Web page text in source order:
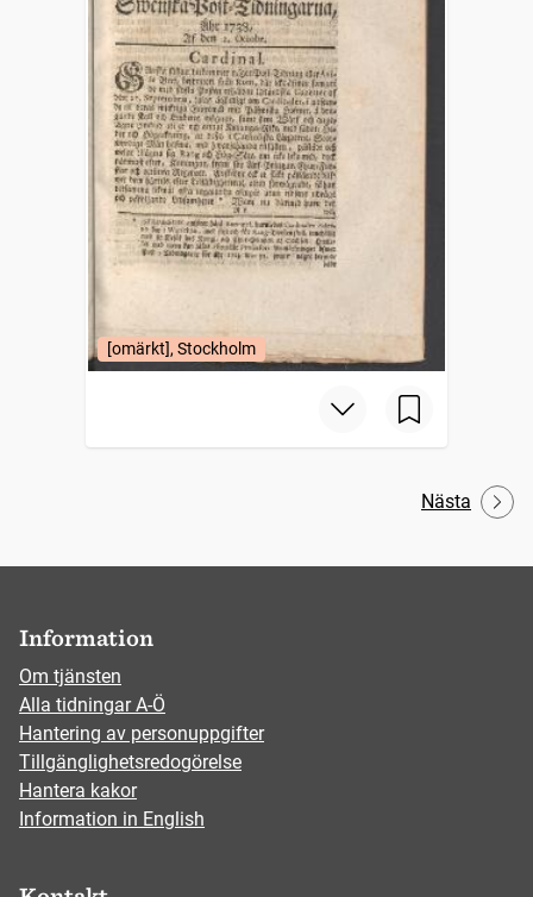
[omärkt], Stockholm
Nästa
Information
Om tjänsten
Alla tidningar A-Ö
Hantering av personuppgifter
Tillgänglighetsredogörelse
Hantera kakor
Information in English